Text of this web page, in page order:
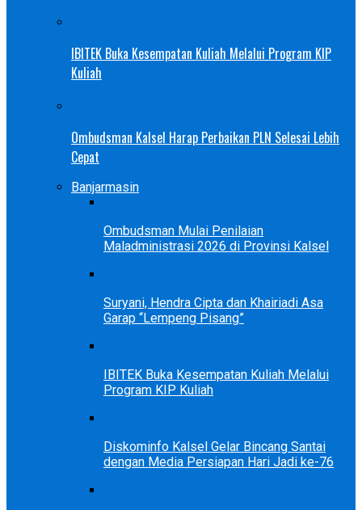
IBITEK Buka Kesempatan Kuliah Melalui Program KIP
Kuliah
Ombudsman Kalsel Harap Perbaikan PLN Selesai Lebih
Cepat
Banjarmasin
Ombudsman Mulai Penilaian
Maladministrasi 2026 di Provinsi Kalsel
Suryani, Hendra Cipta dan Khairiadi Asa
Garap “Lempeng Pisang”
IBITEK Buka Kesempatan Kuliah Melalui
Program KIP Kuliah
Diskominfo Kalsel Gelar Bincang Santai
dengan Media Persiapan Hari Jadi ke-76